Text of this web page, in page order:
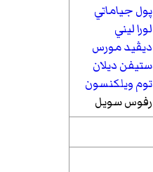
پول جياماتي
لورا ليني
ديڤيد مورس
ستيفن ديلان
توم ويلكنسون
رفوس سويل